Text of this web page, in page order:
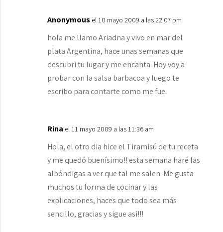
Anonymous el 10 mayo 2009 a las 22:07 pm
hola me llamo Ariadna y vivo en mar del
plata Argentina, hace unas semanas que
descubri tu lugar y me encanta. Hoy voy a
probar con la salsa barbacoa y luego te
escribo para contarte como me fue.
Rina el 11 mayo 2009 a las 11:36 am
Hola, el otro dia hice el Tiramisú de tu receta
y me quedó buenísimo!! esta semana haré las
albóndigas a ver que tal me salen. Me gusta
muchos tu forma de cocinar y las
explicaciones, haces que todo sea más
sencillo, gracias y sigue asi!!!